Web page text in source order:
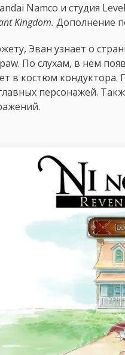
Namco и студия
Kingdom. Дополнение
Эван узнает о
По слухам, в нём
в костюм
персонажей.